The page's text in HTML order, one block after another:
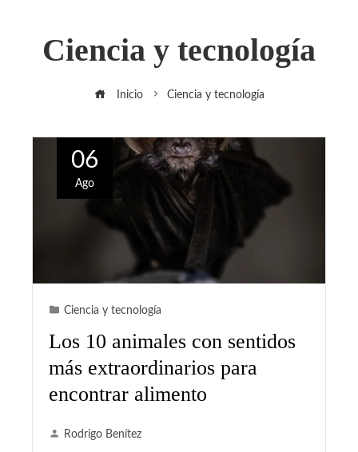
Ciencia y tecnología
Inicio Ciencia y tecnología
06
Ago
Ciencia y tecnología
Los 10 animales con sentidos
más extraordinarios para
encontrar alimento
Rodrigo Benítez